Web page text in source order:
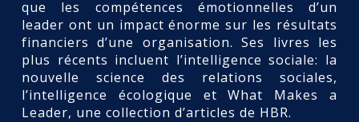
que les compétences émotionnelles d’un
leader ont un impact énorme sur les résultats
financiers d’une organisation. Ses livres les
plus récents incluent l’intelligence sociale: la
nouvelle science des relations sociales,
l’intelligence écologique et What Makes a
Leader, une collection d’articles de HBR.